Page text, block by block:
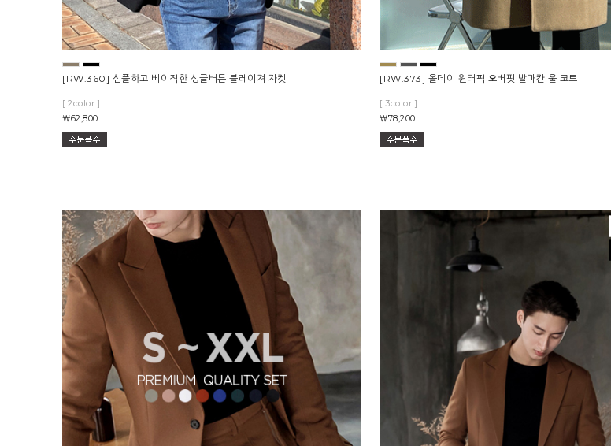
[RW.360] 심플하고 베이직한 싱글버튼 블레이져 자켓
[ 2color ]
￦62,800
[RW.373] 올데이 윈터픽 오버핏 발마칸 울 코트
[ 3color ]
￦78,200